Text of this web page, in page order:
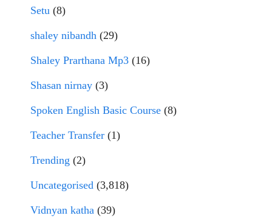
Setu (8)
shaley nibandh (29)
Shaley Prarthana Mp3 (16)
Shasan nirnay (3)
Spoken English Basic Course (8)
Teacher Transfer (1)
Trending (2)
Uncategorised (3,818)
Vidnyan katha (39)